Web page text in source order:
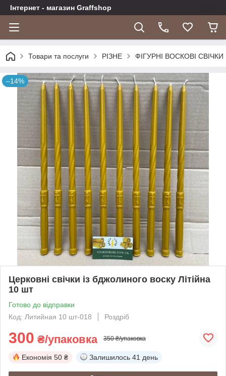
Інтернет - магазин Graffshop
Товари та послуги РІЗНЕ ФІГУРНІ ВОСКОВІ СВІЧКИ
–14%
Церковні свічки із бджолиного воску Літійна
10 шт
Готово до відправки
Код: Литийная 10 шт-018
Роздріб
300 ₴/упаковка 350 ₴/упаковка
Економія 50 ₴ Залишилось 41 день